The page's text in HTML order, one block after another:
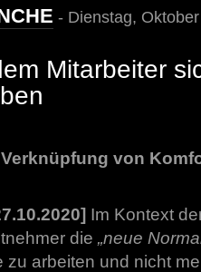
- Dienstag,
Mitarbeiter
von
Im Kontext
die „neue
zu arbeiten und nicht